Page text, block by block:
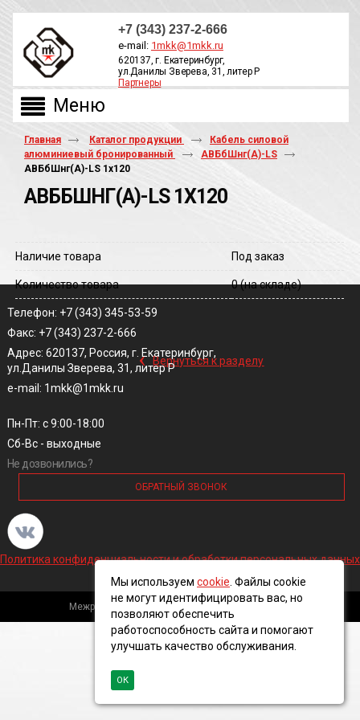
+7 (343) 237-2-666
e-mail: 1mkk@1mkk.ru
620137, г. Екатеринбург,
ул.Данилы Зверева, 31, литер Р
Партнеры
Главная Каталог продукции
Кабель силовой
алюминиевый бронированный
АВБбШнг(А)-LS
АВБбШнг(A)-LS 1х120
АВББШНГ(A)-LS 1Х120
Наличие товара Под заказ
Количество товара 0(на складе)
‹ Вернуться к разделу
Телефон: +7 (343) 345-53-59
Факс: +7 (343) 237-2-666
Адрес: 620137, Россия, г. Екатеринбург,
ул.Данилы Зверева, 31, литер Р
e-mail: 1mkk@1mkk.ru
Пн-Пт: с 9:00-18:00
Сб-Вс - выходные
Не дозвонились?
ОБРАТНЫЙ ЗВОНОК
Политика конфиденциальности и обработки персональных данных
Межрегиональная кабельная компания, 2016 ©
Мы используем cookie . Файлы cookie
не могут идентифицировать вас, но
позволяют обеспечить
работоспособность сайта и помогают
улучшать качество обслуживания.
ОК